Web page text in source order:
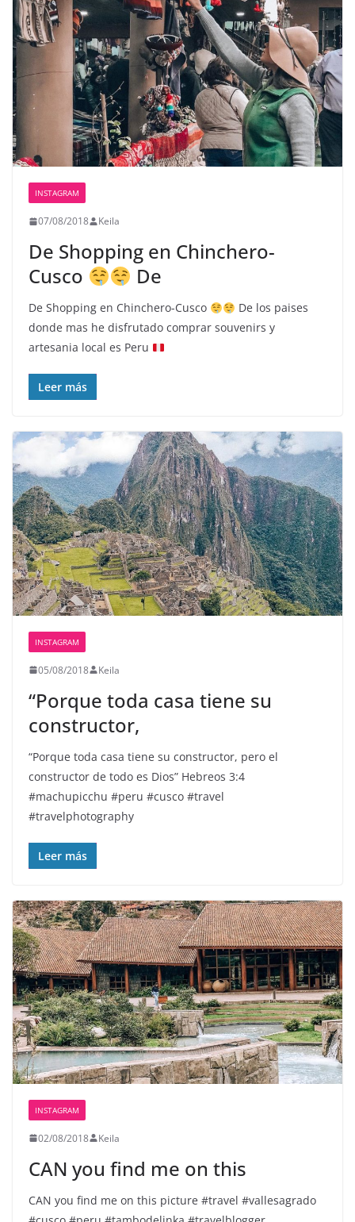
INSTAGRAM
07/08/2018 Keila
De Shopping en Chinchero-
Cusco
De
De Shopping en Chinchero-Cusco
De los paises
donde mas he disfrutado comprar souvenirs y
artesania local es Peru
Leer más
INSTAGRAM
05/08/2018 Keila
“Porque toda casa tiene su
constructor,
“Porque toda casa tiene su constructor, pero el
constructor de todo es Dios” Hebreos 3:4
#machupicchu #peru #cusco #travel
#travelphotography
Leer más
INSTAGRAM
02/08/2018 Keila
CAN you find me on this
CAN you find me on this picture #travel #vallesagrado